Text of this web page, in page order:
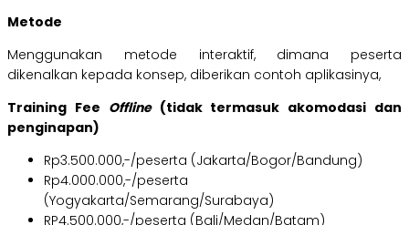
Metode
Menggunakan metode interaktif, dimana peserta
dikenalkan kepada konsep, diberikan contoh aplikasinya,
Training Fee Offline (tidak termasuk akomodasi dan
penginapan)
Rp3.500.000,-/peserta (Jakarta/Bogor/Bandung)
Rp4.000.000,-/peserta
(Yogyakarta/Semarang/Surabaya)
RP4.500.000,-/peserta (Bali/Medan/Batam)